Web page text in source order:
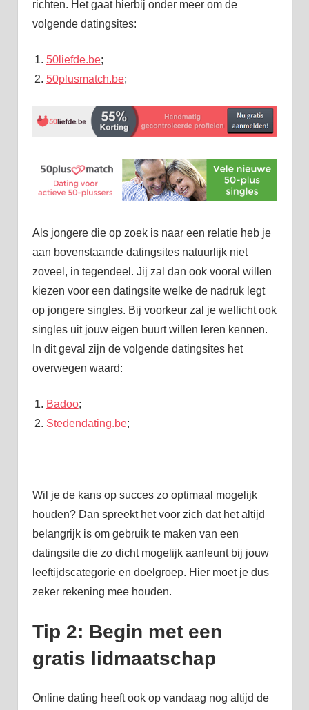
richten. Het gaat hierbij onder meer om de
volgende datingsites:
50liefde.be;
50plusmatch.be;
Als jongere die op zoek is naar een relatie heb je
aan bovenstaande datingsites natuurlijk niet
zoveel, in tegendeel. Jij zal dan ook vooral willen
kiezen voor een datingsite welke de nadruk legt
op jongere singles. Bij voorkeur zal je wellicht ook
singles uit jouw eigen buurt willen leren kennen.
In dit geval zijn de volgende datingsites het
overwegen waard:
Badoo;
Stedendating.be;
Wil je de kans op succes zo optimaal mogelijk
houden? Dan spreekt het voor zich dat het altijd
belangrijk is om gebruik te maken van een
datingsite die zo dicht mogelijk aanleunt bij jouw
leeftijdscategorie en doelgroep. Hier moet je dus
zeker rekening mee houden.
Tip 2: Begin met een
gratis lidmaatschap
Online dating heeft ook op vandaag nog altijd de